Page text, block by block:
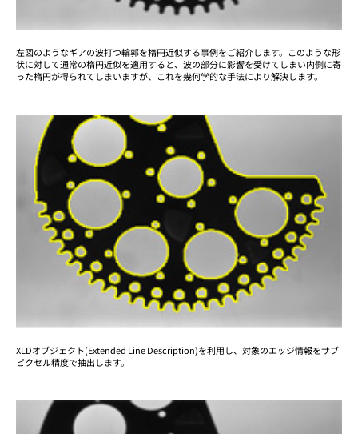
左図のようなギアの波打つ輪郭を楕円近似する事例をご紹介します。このような形
状に対して通常の楕円近似を適用すると、波の部分に影響を受けてしまい内側に寄
った楕円が得られてしまいますが、これを幾何学的な手法により解決します。
XLDオブジェクト(Extended Line Description)を利用し、対象のエッジ情報をサブ
ピクセル精度で抽出します。